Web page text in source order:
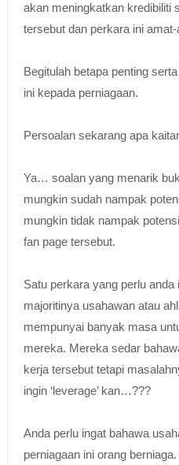
akan meningkatkan kredibiliti
tersebut dan perkara ini
Begitulah betapa penting
ini kepada perniagaan.
Persoalan sekarang apa
Ya… soalan yang menarik
mungkin sudah nampak
mungkin tidak nampak
fan page tersebut.
Satu perkara yang perlu
majoritinya usahawan atau
mempunyai banyak masa
mereka. Mereka sedar
kerja tersebut tetapi
ingin ‘leverage’ kan…???
Anda perlu ingat bahawa
perniagaan ini orang